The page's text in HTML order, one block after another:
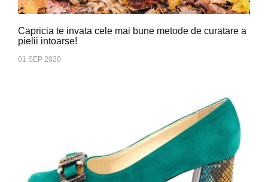
Capricia te invata cele mai bune metode de curatare a
pielii intoarse!
01 SEP 2020